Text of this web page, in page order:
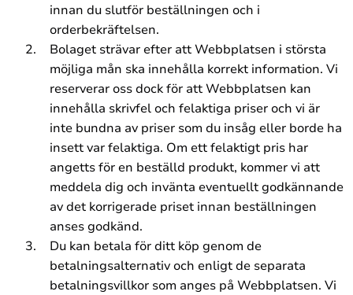
innan du slutför beställningen och i
orderbekräftelsen.
Bolaget strävar efter att Webbplatsen i största
möjliga mån ska innehålla korrekt information. Vi
reserverar oss dock för att Webbplatsen kan
innehålla skrivfel och felaktiga priser och vi är
inte bundna av priser som du insåg eller borde ha
insett var felaktiga. Om ett felaktigt pris har
angetts för en beställd produkt, kommer vi att
meddela dig och invänta eventuellt godkännande
av det korrigerade priset innan beställningen
anses godkänd.
Du kan betala för ditt köp genom de
betalningsalternativ och enligt de separata
betalningsvillkor som anges på Webbplatsen. Vi